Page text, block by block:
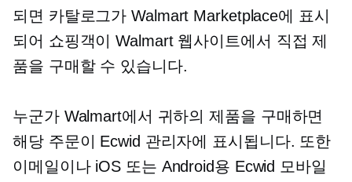
되면 카탈로그가 Walmart Marketplace에 표시
되어 쇼핑객이 Walmart 웹사이트에서 직접 제
품을 구매할 수 있습니다.
누군가 Walmart에서 귀하의 제품을 구매하면
해당 주문이 Ecwid 관리자에 표시됩니다. 또한
이메일이나 iOS 또는 Android용 Ecwid 모바일